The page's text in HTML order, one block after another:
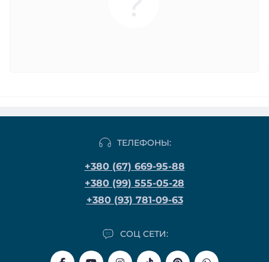
ТЕЛЕФОНЫ:
+380 (67) 669-95-88
+380 (99) 555-05-28
+380 (93) 781-09-63
СОЦ СЕТИ: